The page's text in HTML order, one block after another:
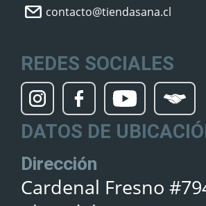
contacto@tiendasana.cl
REDES SOCIALES
DATOS DE
Dirección
Cardenal Fresno